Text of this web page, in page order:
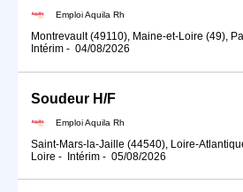
Emploi Aquila Rh
Montrevault (49110), Maine-et-Loire (49),
Intérim - 04/08/2026
Soudeur H/F
Emploi Aquila Rh
Saint-Mars-la-Jaille (44540), Loire-
Loire - Intérim - 05/08/2026